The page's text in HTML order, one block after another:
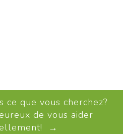
ce que vous cherchez?
de vous aider
→